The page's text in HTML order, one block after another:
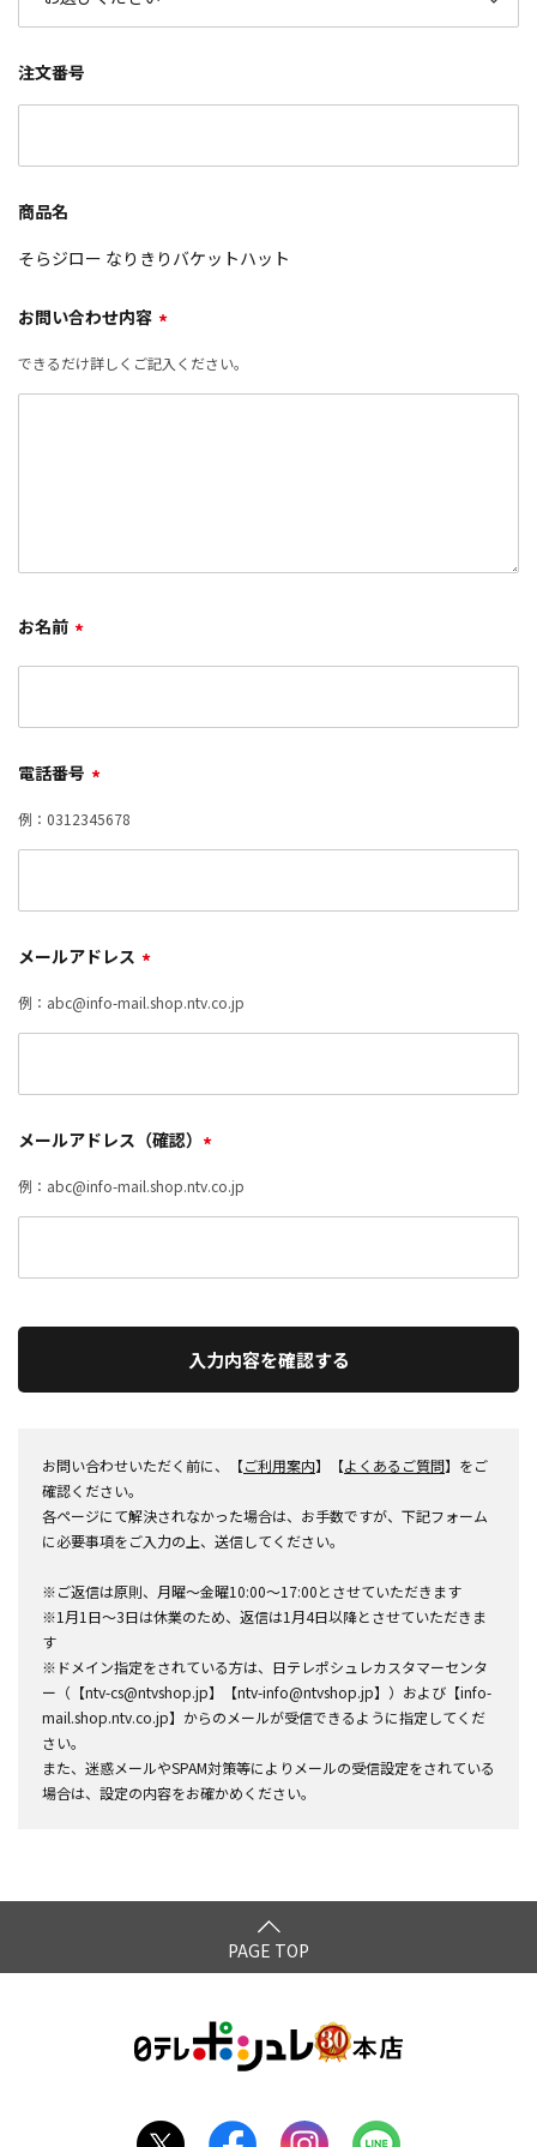
注文番号
商品名
そらジロー なりきりバケットハット
お問い合わせ内容 *
できるだけ詳しくご記入ください。
お名前 *
電話番号 *
例：0312345678
メールアドレス *
例：abc@info-mail.shop.ntv.co.jp
メールアドレス（確認） *
例：abc@info-mail.shop.ntv.co.jp
入力内容を確認する
お問い合わせいただく前に、【ご利用案内】【よくあるご質問】をご
確認ください。
各ページにて解決されなかった場合は、お手数ですが、下記フォーム
に必要事項をご入力の上、送信してください。
※ご返信は原則、月曜～金曜10:00～17:00とさせていただきます
※1月1日～3日は休業のため、返信は1月4日以降とさせていただきま
す
※ドメイン指定をされている方は、日テレポシュレカスタマーセンタ
ー（【ntv-cs@ntvshop.jp】【ntv-info@ntvshop.jp】）および【info-
mail.shop.ntv.co.jp】からのメールが受信できるように指定してくだ
さい。
また、迷惑メールやSPAM対策等によりメールの受信設定をされている
場合は、設定の内容をお確かめください。
PAGE TOP